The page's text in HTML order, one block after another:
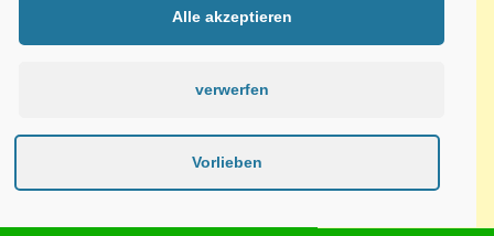
Alle akzeptieren
verwerfen
Vorlieben